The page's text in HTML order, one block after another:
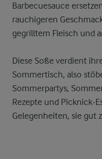
Barbecuesauce
rauchigeren
gegrilltem Fleisch und
Diese Soße verdient
Sommertisch, also
Sommerpartys,
Rezepte und Picknick-
Gelegenheiten, sie gut